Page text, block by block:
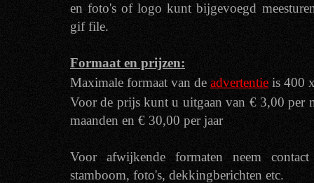
en foto's of logo kunt bijgevoegd
gif file.
Formaat en prijzen:
Maximale formaat van de advertentie is 400
Voor de prijs kunt u uitgaan van € 3,00 per
maanden en € 30,00 per jaar
Voor afwijkende formaten neem
stamboom, foto's, dekkingberichten etc.